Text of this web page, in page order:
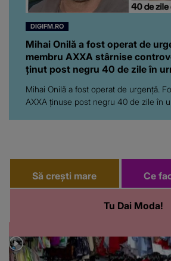
DIGIFM.RO
Mihai Onilă a fost operat de
membru AXXA stârnise
ținut post negru 40 de zile în
Mihai Onilă a fost operat de urgență.
AXXA ținuse post negru 40 de zile în
Să crești mare
Tu Dai Moda!
Ce